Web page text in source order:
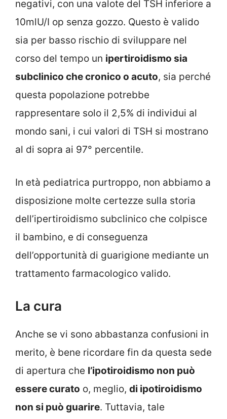
negativi, con una valote del TSH inferiore a
10mlU/I op senza gozzo. Questo è valido
sia per basso rischio di sviluppare nel
corso del tempo un ipertiroidismo sia
subclinico che cronico o acuto, sia perché
questa popolazione potrebbe
rappresentare solo il 2,5% di individui al
mondo sani, i cui valori di TSH si mostrano
al di sopra ai 97° percentile.
In età pediatrica purtroppo, non abbiamo a
disposizione molte certezze sulla storia
dell’ipertiroidismo subclinico che colpisce
il bambino, e di conseguenza
dell’opportunità di guarigione mediante un
trattamento farmacologico valido.
La cura
Anche se vi sono abbastanza confusioni in
merito, è bene ricordare fin da questa sede
di apertura che l’ipotiroidismo non può
essere curato o, meglio, di ipotiroidismo
non si può guarire. Tuttavia, tale